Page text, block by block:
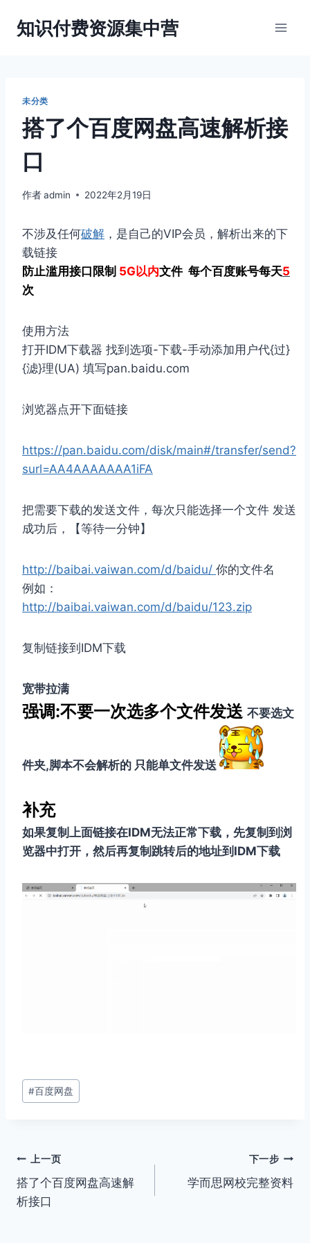
知识付费资源集中营
未分类
搭了个百度网盘高速解析接
口
作者admin 2022年2月19日
不涉及任何破解 ，是自己的VIP会员，解析出来的下
载链接
防止滥用接口限制 5G以内文件 每个百度账号每天5
次
使用方法
打开IDM下载器 找到选项-下载-手动添加用户代{过}
{滤}理(UA) 填写pan.baidu.com
浏览器点开下面链接
https://pan.baidu.com/disk/main#/transfer/send?
surl=AA4AAAAAAA1iFA
把需要下载的发送文件，每次只能选择一个文件 发送
成功后，【等待一分钟】
http://baibai.vaiwan.com/d/baidu/ 你的文件名
例如：
http://baibai.vaiwan.com/d/baidu/123.zip
复制链接到IDM下载
宽带拉满
强调:不要一次选多个文件发送 不要选文
件夹,脚本不会解析的 只能单文件发送
补充
如果复制上面链接在IDM无法正常下载，先复制到浏
览器中打开，然后再复制跳转后的地址到IDM下载
文
章
#百度网盘
文
章
上一页
搭了个百度网盘高速解
析接口
下一步
学而思网校完整资料